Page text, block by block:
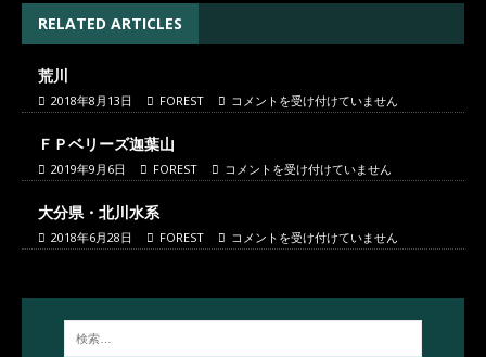
RELATED ARTICLES
荒川
2018年8月13日 FOREST コメントを受け付けていません
ＦＰベリーズ迦葉山
2019年9月6日 FOREST コメントを受け付けていません
大分県・北川水系
2018年6月28日 FOREST コメントを受け付けていません